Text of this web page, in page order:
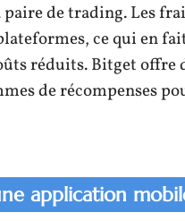
de trading. Les
ce qui en
réduits. Bitget offre
de récompenses
application